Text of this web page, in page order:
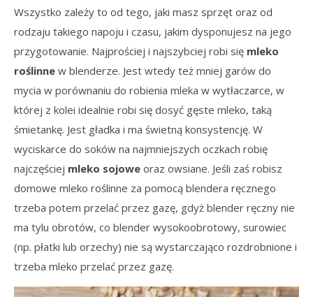
Wszystko zależy to od tego, jaki masz sprzęt oraz od
rodzaju takiego napoju i czasu, jakim dysponujesz na jego
przygotowanie. Najprościej i najszybciej robi się mleko
roślinne w blenderze. Jest wtedy też mniej garów do
mycia w porównaniu do robienia mleka w wytłaczarce, w
której z kolei idealnie robi się dosyć gęste mleko, taką
śmietankę. Jest gładka i ma świetną konsystencję. W
wyciskarce do soków na najmniejszych oczkach robię
najczęściej mleko sojowe oraz owsiane. Jeśli zaś robisz
domowe mleko roślinne za pomocą blendera ręcznego
trzeba potem przelać przez gazę, gdyż blender ręczny nie
ma tylu obrotów, co blender wysokoobrotowy, surowiec
(np. płatki lub orzechy) nie są wystarczająco rozdrobnione i
trzeba mleko przelać przez gazę.